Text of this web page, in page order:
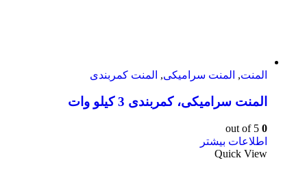
المنت, المنت سرامیکی, المنت کمربندی
المنت سرامیکی، کمربندی 3 کیلو وات
0
اطلاعات بیشتر
Quick View